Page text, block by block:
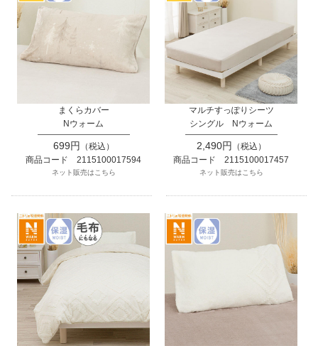
まくらカバー
Nウォーム
699円
（税込）
商品コード 2115100017594
ネット販売はこちら
マルチすっぽりシーツ
シングル Nウォーム
2,490円
（税込）
商品コード 2115100017457
ネット販売はこちら